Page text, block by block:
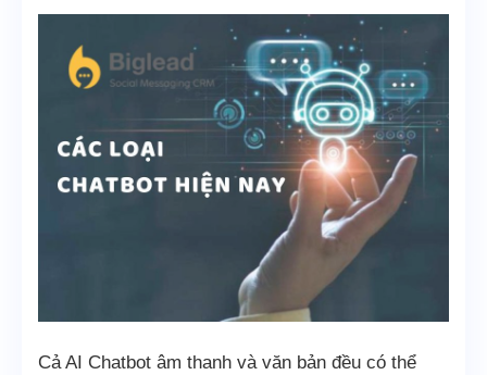
Cả AI Chatbot âm thanh và văn bản đều có thể